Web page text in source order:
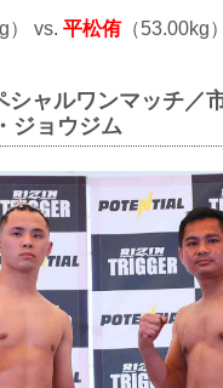
） vs. 平松侑（53.00kg）
シャルワンマッチ／
ジョウジム